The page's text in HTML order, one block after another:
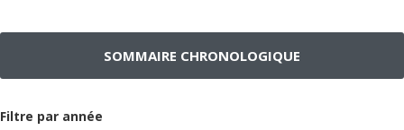
SOMMAIRE CHRONOLOGIQUE
Filtre par année